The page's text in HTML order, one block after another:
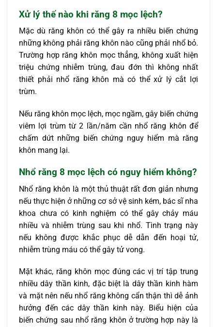
Xử lý thế nào khi răng 8 mọc lệch?
Mặc dù răng khôn có thể gây ra nhiều biến chứng
những không phải răng khôn nào cũng phải nhổ bỏ.
Trường hợp răng khôn mọc thẳng, không xuất hiện
triệu chứng nhiễm trùng, đau đớn thì không nhất
thiết phải nhổ răng khôn mà có thể xử lý cắt lợi
trùm.
Nếu răng khôn mọc lệch, mọc ngầm, gây biến chứng
viêm lợi trùm từ 2 lần/năm cần nhổ răng khôn để
chấm dứt những biến chứng nguy hiểm mà răng
khôn mang lại.
Nhổ răng 8 mọc lệch có nguy hiểm không?
Nhổ răng khôn là một thủ thuật rất đơn giản nhưng
nếu thực hiện ở những cơ sở vệ sinh kém, bác sĩ nha
khoa chưa có kinh nghiệm có thể gây chảy máu
nhiều và nhiễm trùng sau khi nhổ. Tình trạng này
nếu không được khắc phục dễ dẫn đến hoại tử,
nhiễm trùng máu có thể gây tử vong.
Mặt khác, răng khôn mọc đúng các vị trí tập trung
nhiều dây thần kinh, đặc biệt là dây thần kinh hàm
và mặt nên nếu nhổ răng không cẩn thận thì dễ ảnh
hưởng đến các dây thần kinh này. Biểu hiện của
biến chứng sau nhổ răng khôn ở trường hợp này là